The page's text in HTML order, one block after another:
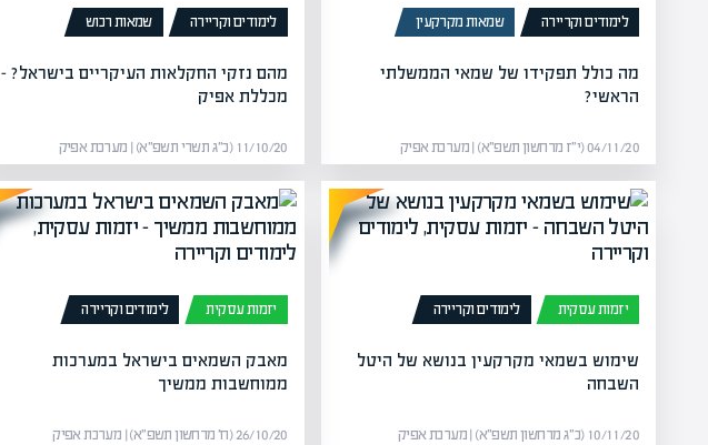
לימודים וקריירה שמאות מקרקעין
מה כולל תפקידו של שמאי הממשלתי
הראשי?
04/11/20 (י״ז מרחשון תשפ״א) | מערכת אפיק
לימודים וקריירה שמאות רכוש
מהם נזקי החקלאות העיקריים בישראל? –
מכללת אפיק
11/10/20 (כ״ג תשרי תשפ״א) | מערכת אפיק
יזמות עסקית לימודים וקריירה
שימוש בשמאי מקרקעין בנושא של היטל
השבחה
10/11/20 (כ״ג מרחשון תשפ״א) | מערכת אפיק
יזמות עסקית לימודים וקריירה
מאבק השמאים בישראל במערכות
ממוחשבות ממשיך
26/10/20 (ח׳ מרחשון תשפ״א) | מערכת אפיק